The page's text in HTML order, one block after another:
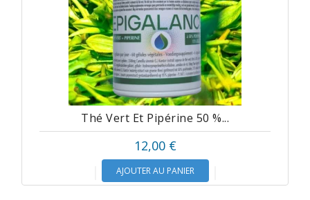
Thé Vert Et Pipérine 50 %...
12,00 €
AJOUTER AU PANIER